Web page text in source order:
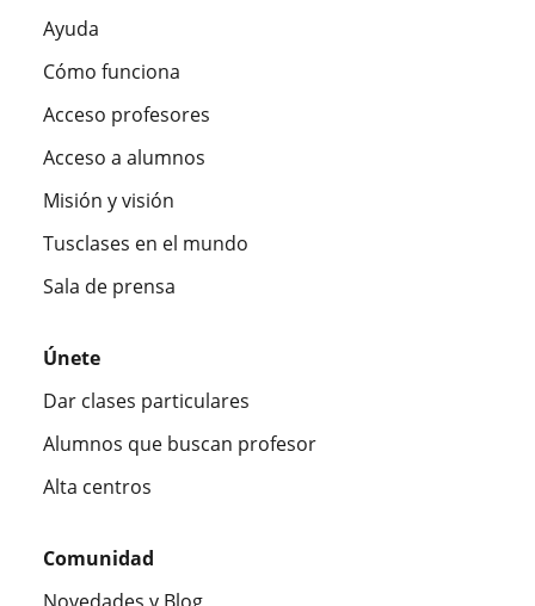
Ayuda
Cómo funciona
Acceso profesores
Acceso a alumnos
Misión y visión
Tusclases en el mundo
Sala de prensa
Únete
Dar clases particulares
Alumnos que buscan profesor
Alta centros
Comunidad